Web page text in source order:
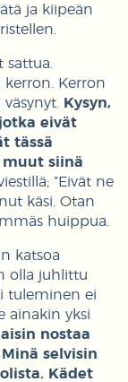
ja kiipeän
sattua.
kerron. Kerron
Kysyn,
eivät
tässä
siinä
”Eivät ne
käsi. Otan
huippua.
katsoa
olla juhlittu
tuleminen ei
ainakin yksi
nostaa
selvisin
Kädet